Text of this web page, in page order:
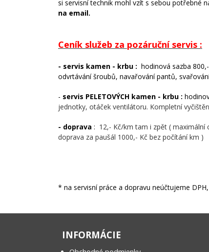
si servisní technik mohl vzít s sebou potřebné
na email.
Ceník služeb za pozáruční servis :
- servis kamen - krbu : hodinová sazba
odvrtávání šroubů, navařování pantů,
- servis PELETOVÝCH kamen - krbu :
jednotky, otáček ventilátoru. Kompletní
- doprava : 12,- Kč/km tam i zpět ( maximální
doprava za paušál 1000,- Kč bez počítání km )
* na servisní práce a dopravu neúčtujeme DPH,
INFORMÁCIE